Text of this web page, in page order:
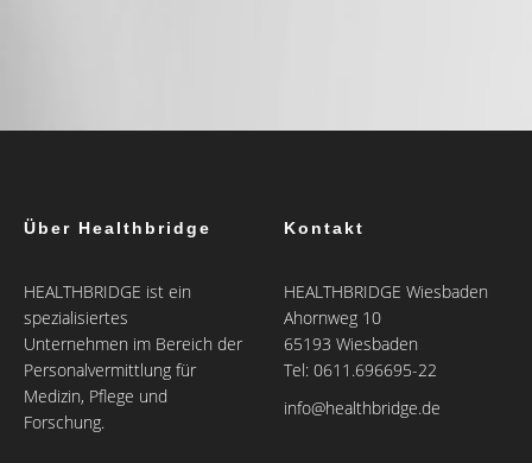
Über Healthbridge
HEALTHBRIDGE ist ein
spezialisiertes
Unternehmen im Bereich der
Personalvermittlung für
Medizin, Pflege und
Forschung.
Kontakt
HEALTHBRIDGE Wiesbaden
Ahornweg 10
65193 Wiesbaden
Tel: 0611.696695-22
info@healthbridge.de